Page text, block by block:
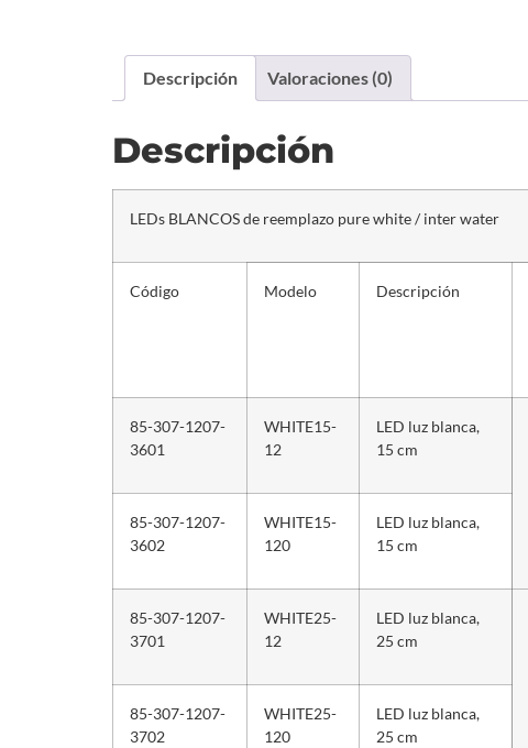
Descripción Valoraciones (0)
Descripción
LEDs BLANCOS de reemplazo pure white / inter water
Código Modelo Descripción
85-307-1207-
3601
WHITE15-
12
LED luz blanca,
15 cm
85-307-1207-
3602
WHITE15-
120
LED luz blanca,
15 cm
85-307-1207-
3701
WHITE25-
12
LED luz blanca,
25 cm
85-307-1207-
3702
WHITE25-
120
LED luz blanca,
25 cm